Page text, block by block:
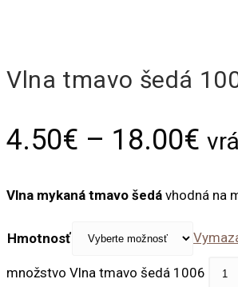
Vlna tmavo šedá
4.50€ – 18.00€
Vlna mykaná tmavo šedá vhodná na
Hmotnosť
množstvo Vlna tmavo šedá 1006